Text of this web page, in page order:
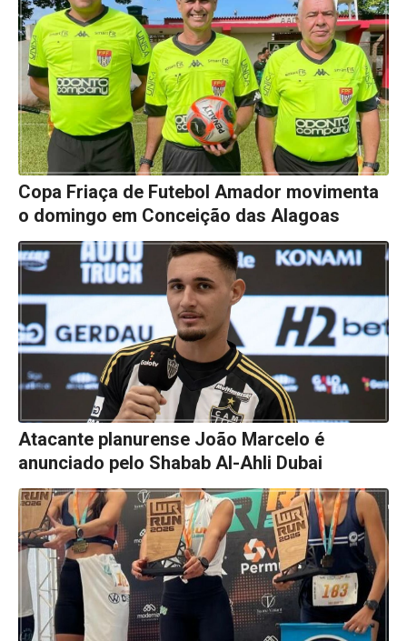
Copa Friaça de Futebol Amador movimenta
o domingo em Conceição das Alagoas
Atacante planurense João Marcelo é
anunciado pelo Shabab Al-Ahli Dubai